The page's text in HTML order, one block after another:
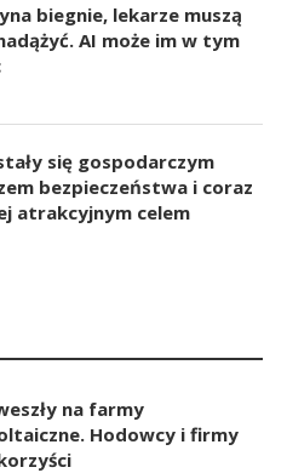
biegnie, lekarze muszą
AI może im w tym
się gospodarczym
bezpieczeństwa i coraz
atrakcyjnym celem
na farmy
Hodowcy i firmy